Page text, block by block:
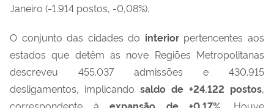
Janeiro (-1.914 postos, -0,08%).
O conjunto das cidades do interiorpertencentes aos
estados que detêm as nove Regiões Metropolitanas
descreveu 455.037 admissões e 430.915
desligamentos, implicando saldo de +24.122 postos,